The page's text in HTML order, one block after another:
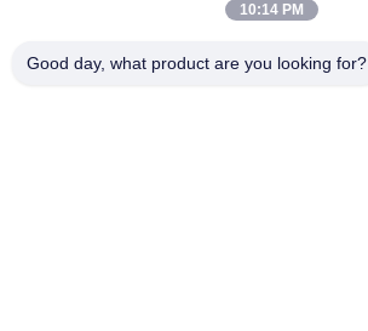
Teléfono
10:14 PM
Good day, what product are you looking for?